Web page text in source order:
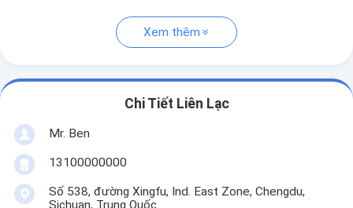
Xem thêm
Chi Tiết Liên Lạc
Mr. Ben
13100000000
Số 538, đường Xingfu, Ind. East Zone, Chengdu,
Sichuan, Trung Quốc